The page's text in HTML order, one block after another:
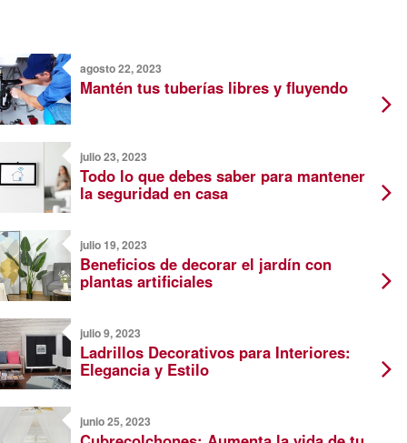
agosto 22, 2023
Mantén tus tuberías libres y fluyendo
julio 23, 2023
Todo lo que debes saber para mantener
la seguridad en casa
julio 19, 2023
Beneficios de decorar el jardín con
plantas artificiales
julio 9, 2023
Ladrillos Decorativos para Interiores:
Elegancia y Estilo
junio 25, 2023